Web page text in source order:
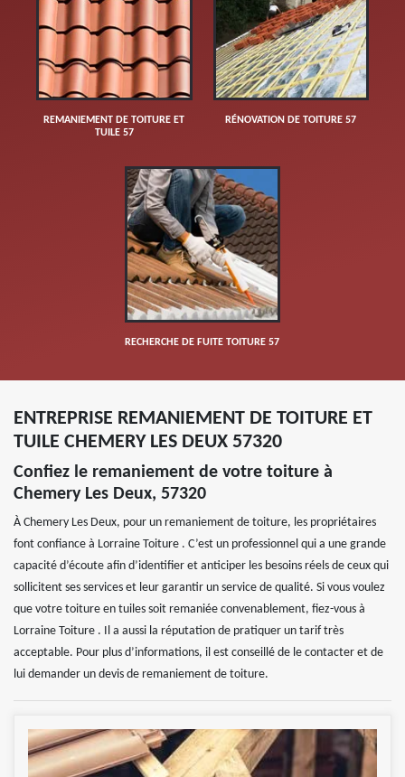
REMANIEMENT DE TOITURE ET
TUILE 57
RÉNOVATION DE TOITURE 57
RECHERCHE DE FUITE TOITURE 57
ENTREPRISE REMANIEMENT DE TOITURE ET
TUILE CHEMERY LES DEUX 57320
Confiez le remaniement de votre toiture à
Chemery Les Deux, 57320
À Chemery Les Deux, pour un remaniement de toiture, les propriétaires
font confiance à Lorraine Toiture . C’est un professionnel qui a une grande
capacité d’écoute afin d’identifier et anticiper les besoins réels de ceux qui
sollicitent ses services et leur garantir un service de qualité. Si vous voulez
que votre toiture en tuiles soit remaniée convenablement, fiez-vous à
Lorraine Toiture . Il a aussi la réputation de pratiquer un tarif très
acceptable. Pour plus d’informations, il est conseillé de le contacter et de
lui demander un devis de remaniement de toiture.